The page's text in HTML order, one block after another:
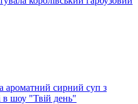
ароматний сирний суп з
в шоу "Твій день"